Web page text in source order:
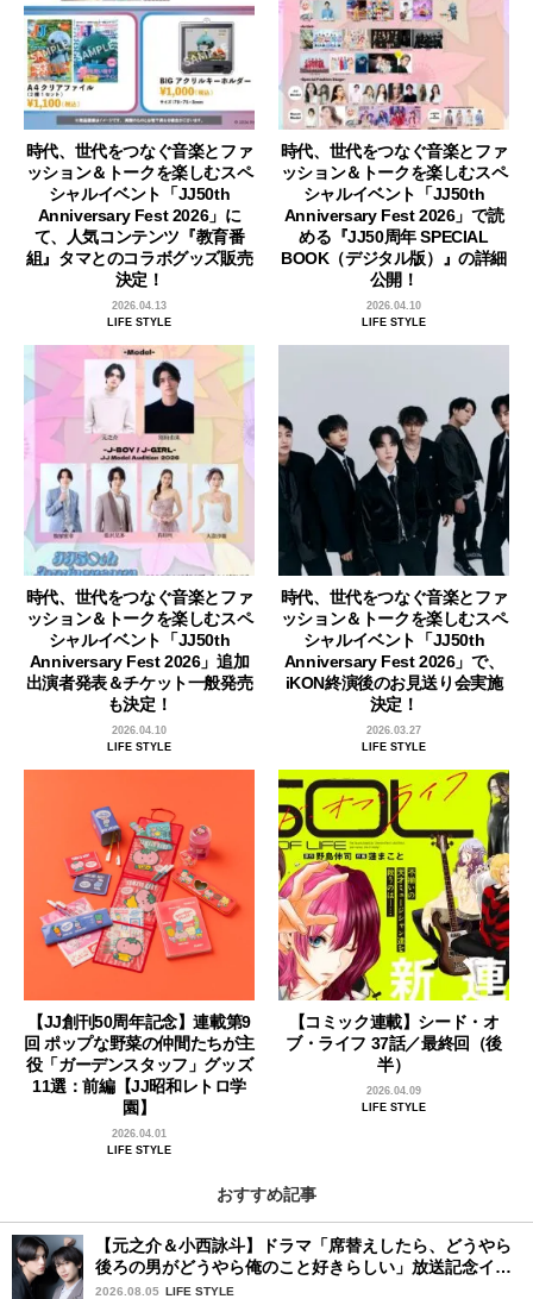
時代、世代をつなぐ音楽とファ
ッション＆トークを楽しむスペ
シャルイベント「JJ50th
Anniversary Fest 2026」に
て、人気コンテンツ『教育番
組』タマとのコラボグッズ販売
決定！
2026.04.13
LIFE STYLE
時代、世代をつなぐ音楽とファ
ッション＆トークを楽しむスペ
シャルイベント「JJ50th
Anniversary Fest 2026」で読
める『JJ50周年 SPECIAL
BOOK（デジタル版）』の詳細
公開！
2026.04.10
LIFE STYLE
時代、世代をつなぐ音楽とファ
ッション＆トークを楽しむスペ
シャルイベント「JJ50th
Anniversary Fest 2026」追加
出演者発表＆チケット一般発売
も決定！
2026.04.10
LIFE STYLE
時代、世代をつなぐ音楽とファ
ッション＆トークを楽しむスペ
シャルイベント「JJ50th
Anniversary Fest 2026」で、
iKON終演後のお見送り会実施
決定！
2026.03.27
LIFE STYLE
【JJ創刊50周年記念】連載第9
回 ポップな野菜の仲間たちが主
役「ガーデンスタッフ」グッズ
11選：前編【JJ昭和レトロ学
園】
2026.04.01
LIFE STYLE
【コミック連載】シード・オ
ブ・ライフ 37話／最終回（後
半）
2026.04.09
LIFE STYLE
おすすめ記事
【元之介＆小西詠斗】ドラマ「席替えしたら、どうやら
後ろの男がどうやら俺のこと好きらしい」放送記念イン
タビュー♡ 「自然と詠斗くんが可愛く見えたんです」
2026.08.05 LIFE STYLE